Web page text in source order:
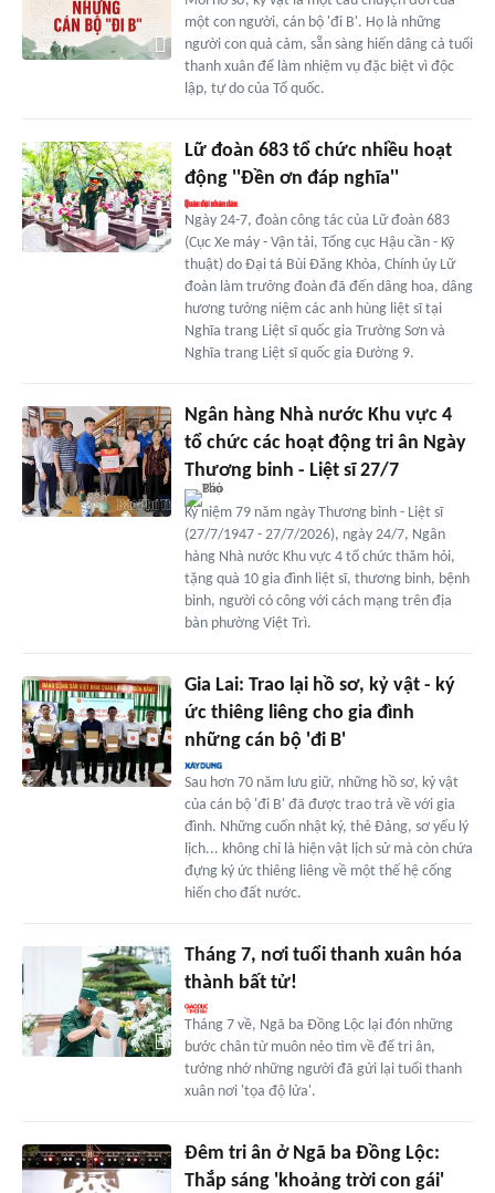
một con người, cán bộ 'đi B'. Họ là những
người con quả cảm, sẵn sàng hiến dâng cả tuổi
thanh xuân để làm nhiệm vụ đặc biệt vì độc
lập, tự do của Tổ quốc.
Lữ đoàn 683 tổ chức nhiều hoạt
động ''Đền ơn đáp nghĩa''
Ngày 24-7, đoàn công tác của Lữ đoàn 683
(Cục Xe máy - Vận tải, Tổng cục Hậu cần - Kỹ
thuật) do Đại tá Bùi Đăng Khỏa, Chính ủy Lữ
đoàn làm trưởng đoàn đã đến dâng hoa, dâng
hương tưởng niệm các anh hùng liệt sĩ tại
Nghĩa trang Liệt sĩ quốc gia Trường Sơn và
Nghĩa trang Liệt sĩ quốc gia Đường 9.
Ngân hàng Nhà nước Khu vực 4
tổ chức các hoạt động tri ân Ngày
Thương binh - Liệt sĩ 27/7
Kỷ niệm 79 năm ngày Thương binh - Liệt sĩ
(27/7/1947 - 27/7/2026), ngày 24/7, Ngân
hàng Nhà nước Khu vực 4 tổ chức thăm hỏi,
tặng quà 10 gia đình liệt sĩ, thương binh, bệnh
binh, người có công với cách mạng trên địa
bàn phường Việt Trì.
Gia Lai: Trao lại hồ sơ, kỷ vật - ký
ức thiêng liêng cho gia đình
những cán bộ 'đi B'
Sau hơn 70 năm lưu giữ, những hồ sơ, kỷ vật
của cán bộ 'đi B' đã được trao trả về với gia
đình. Những cuốn nhật ký, thẻ Đảng, sơ yếu lý
lịch... không chỉ là hiện vật lịch sử mà còn chứa
đựng ký ức thiêng liêng về một thế hệ cống
hiến cho đất nước.
Tháng 7, nơi tuổi thanh xuân hóa
thành bất tử!
Tháng 7 về, Ngã ba Đồng Lộc lại đón những
bước chân từ muôn nẻo tìm về để tri ân,
tưởng nhớ những người đã gửi lại tuổi thanh
xuân nơi 'tọa độ lửa'.
Đêm tri ân ở Ngã ba Đồng Lộc:
Thắp sáng 'khoảng trời con gái'